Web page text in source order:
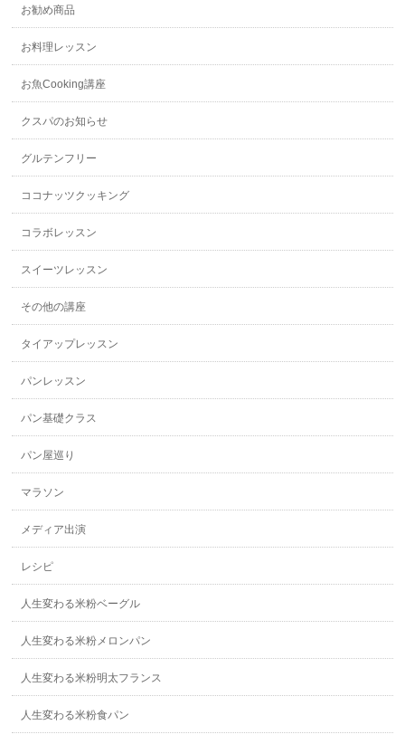
お勧め商品
お料理レッスン
お魚Cooking講座
クスパのお知らせ
グルテンフリー
ココナッツクッキング
コラボレッスン
スイーツレッスン
その他の講座
タイアップレッスン
パンレッスン
パン基礎クラス
パン屋巡り
マラソン
メディア出演
レシピ
人生変わる米粉ベーグル
人生変わる米粉メロンパン
人生変わる米粉明太フランス
人生変わる米粉食パン